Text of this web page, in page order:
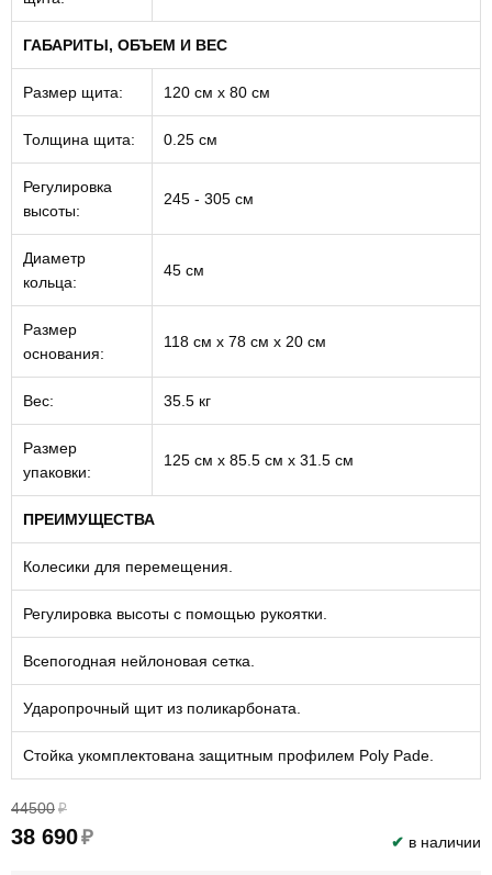
ГАБАРИТЫ, ОБЪЕМ И ВЕС
Размер щита: 120 см х 80 см
Толщина щита: 0.25 см
Регулировка
высоты:
245 - 305 см
Диаметр
кольца:
45 см
Размер
основания:
118 см х 78 см х 20 см
Вес: 35.5 кг
Размер
упаковки:
125 см х 85.5 см х 31.5 см
ПРЕИМУЩЕСТВА
Колесики для перемещения.
Регулировка высоты с помощью рукоятки.
Всепогодная нейлоновая сетка.
Ударопрочный щит из поликарбоната.
Стойка укомплектована защитным профилем Poly Pade.
44500 ₽
38 690₽ ✔ в наличии